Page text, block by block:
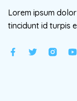
Lorem ipsum
tincidunt id turpis